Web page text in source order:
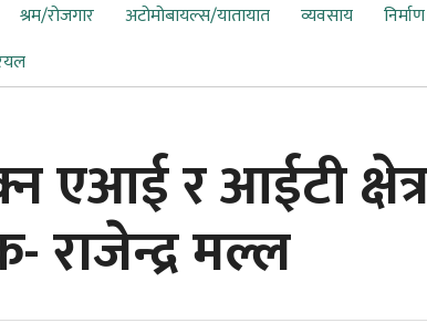
श्रम/रोजगार अटोमोबायल्स/यातायात व्यवसाय
एआई र आईटी
राजेन्द्र मल्ल